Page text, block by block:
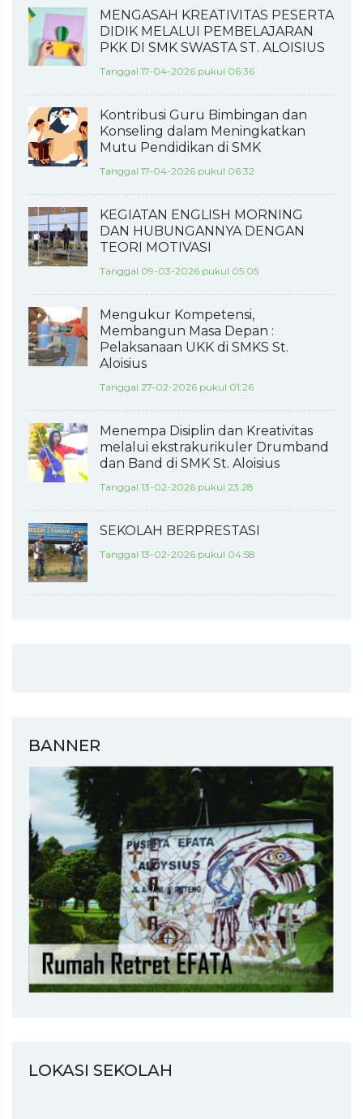
MENGASAH KREATIVITAS PESERTA
DIDIK MELALUI PEMBELAJARAN
PKK DI SMK SWASTA ST. ALOISIUS
Tanggal 17-04-2026 pukul 06:36
Kontribusi Guru Bimbingan dan
Konseling dalam Meningkatkan
Mutu Pendidikan di SMK
Tanggal 17-04-2026 pukul 06:32
KEGIATAN ENGLISH MORNING
DAN HUBUNGANNYA DENGAN
TEORI MOTIVASI
Tanggal 09-03-2026 pukul 05:05
Mengukur Kompetensi,
Membangun Masa Depan :
Pelaksanaan UKK di SMKS St.
Aloisius
Tanggal 27-02-2026 pukul 01:26
Menempa Disiplin dan Kreativitas
melalui ekstrakurikuler Drumband
dan Band di SMK St. Aloisius
Tanggal 13-02-2026 pukul 23:28
SEKOLAH BERPRESTASI
Tanggal 13-02-2026 pukul 04:58
BANNER
LOKASI SEKOLAH